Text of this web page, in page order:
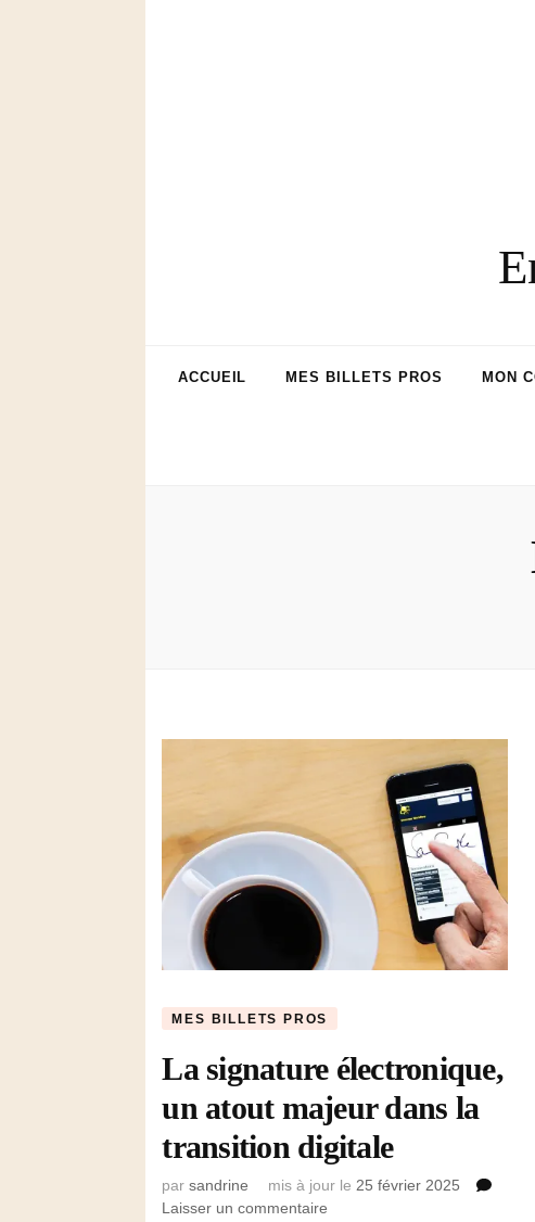
ACCUEIL MES BILLETS PROS MON
MES BILLETS PROS
La signature électronique,
un atout majeur dans la
transition digitale
parsandrine mis à jour le 25 février 2025
Laisser un commentaire